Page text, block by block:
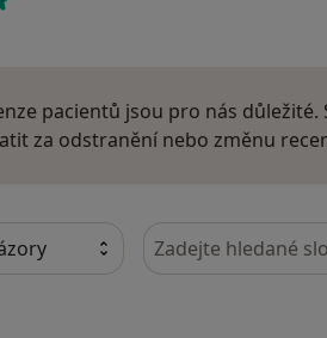
pacientů jsou pro nás
za odstranění nebo změnu
Hledejte v názorech